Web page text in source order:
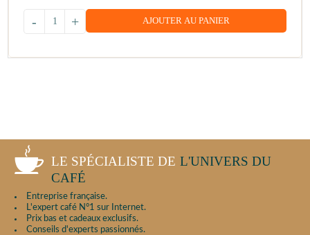
+
- AJOUTER AU PANIER
LE SPÉCIALISTE DE L'UNIVERS DU
CAFÉ
Entreprise française.
L'expert café N°1 sur Internet.
Prix bas et cadeaux exclusifs.
Conseils d'experts passionnés.